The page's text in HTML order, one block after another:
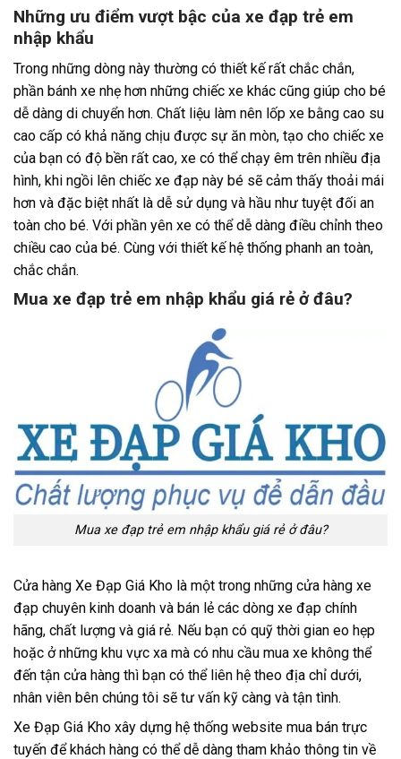
Những ưu điểm vượt bậc của xe đạp trẻ em
nhập khẩu
Trong những dòng này thường có thiết kế rất chắc chắn,
phần bánh xe nhẹ hơn những chiếc xe khác cũng giúp cho bé
dễ dàng di chuyển hơn. Chất liệu làm nên lốp xe bằng cao su
cao cấp có khả năng chịu được sự ăn mòn, tạo cho chiếc xe
của bạn có độ bền rất cao, xe có thể chạy êm trên nhiều địa
hình, khi ngồi lên chiếc xe đạp này bé sẽ cảm thấy thoải mái
hơn và đặc biệt nhất là dễ sử dụng và hầu như tuyệt đối an
toàn cho bé. Với phần yên xe có thể dễ dàng điều chỉnh theo
chiều cao của bé. Cùng với thiết kế hệ thống phanh an toàn,
chắc chắn.
Mua xe đạp trẻ em nhập khẩu giá rẻ ở đâu?
Mua xe đạp trẻ em nhập khẩu giá rẻ ở đâu?
Cửa hàng Xe Đạp Giá Kho là một trong những cửa hàng xe
đạp chuyên kinh doanh và bán lẻ các dòng xe đạp chính
hãng, chất lượng và giá rẻ. Nếu bạn có quỹ thời gian eo hẹp
hoặc ở những khu vực xa mà có nhu cầu mua xe không thể
đến tận cửa hàng thì bạn có thể liên hệ theo địa chỉ dưới,
nhân viên bên chúng tôi sẽ tư vấn kỹ càng và tận tình.
Xe Đạp Giá Kho xây dựng hệ thống website mua bán trực
tuyến để khách hàng có thể dễ dàng tham khảo thông tin về